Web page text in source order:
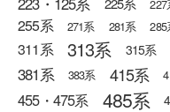
227
255系 271系 281系 285
311系
313系 315系
381系 383系 415系
455・475系 485系